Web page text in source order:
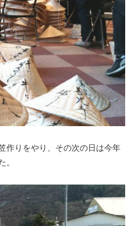
作りをやり、その次の日は今年
。